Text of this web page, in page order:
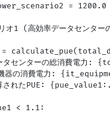
=
1 (高効率データセンタ
センターの総消費電力
器の消費電力:
されたPUE:
< 1.1: